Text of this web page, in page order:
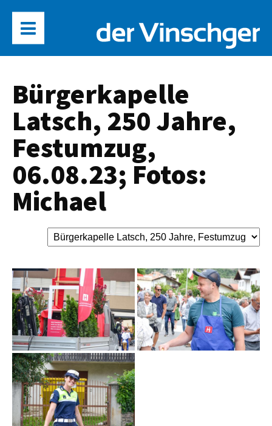
Bürgerkapelle
Latsch, 250 Jahre,
Festumzug,
06.08.23; Fotos:
Michael